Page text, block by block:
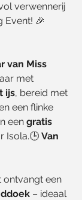
verwennerij
Event! 🎉
van Miss
met
ijs, bereid met
een flinke
een gratis
Isola.🕒 Van
ontvangt een
– ideaal